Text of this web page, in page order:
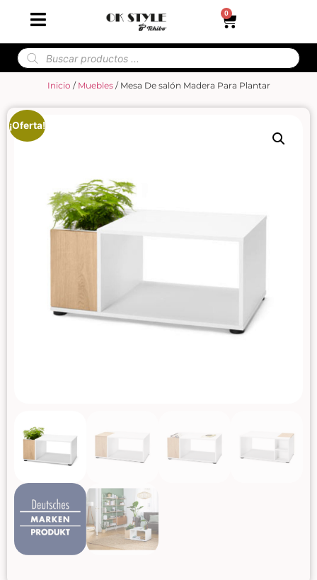
0
Inicio / Muebles/ Mesa De salón Madera Para Plantar
¡Oferta!